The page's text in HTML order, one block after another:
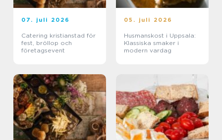
07. juli 2026
Catering kristianstad för
fest, bröllop och
företagsevent
05. juli 2026
Husmanskost i Uppsala:
Klassiska smaker i
modern vardag